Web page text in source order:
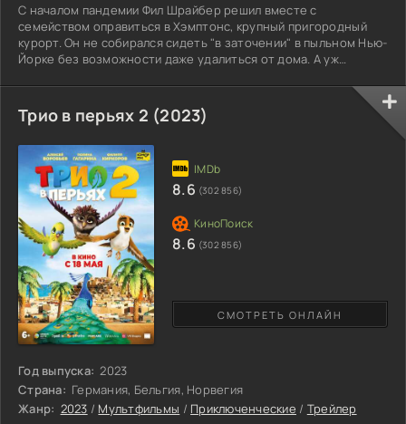
С началом пандемии Фил Шрайбер решил вместе с
семейством оправиться в Хэмптонс, крупный пригородный
курорт. Он не собирался сидеть "в заточении" в пыльном Нью-
Йорке без возможности даже удалиться от дома. А уж
поэтому ничего не удерживает мужчину, его супругу и детей
от чудесной поездки. Так главные герои оказываются у
океана, где могут целыми днями отдыхать, купаться да
расходящуюся эпидемию. Но
Трио в перьях 2 (2023)
Год выпуска: 2023
Страна: Германия, Бельгия, Норвегия
Жанр: 2023 / Мультфильмы / Приключенческие / Трейлер
СМОТРЕТЬ ОНЛАЙН
8.6 (302 856)
8.6 (302 856)